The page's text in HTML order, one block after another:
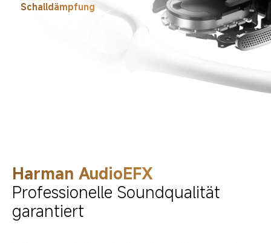
Schalldämpfung
Harman AudioEFX
Professionelle Soundqualität
garantiert